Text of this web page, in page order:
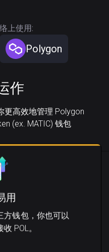
上使用:
Polygon
作
更高效地管理 Polygon
(ex. MATIC) 钱包
用
方钱包，你也可以
POL。